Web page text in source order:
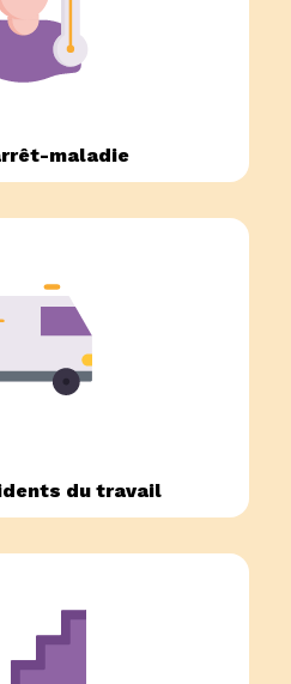
maladie
du travail